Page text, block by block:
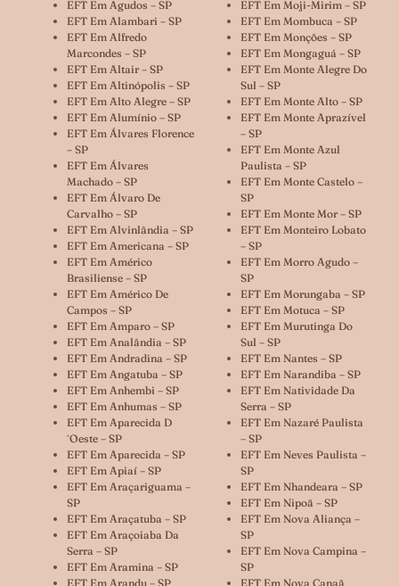
EFT Em Agudos – SP
EFT Em Alambari – SP
EFT Em Alfredo
Marcondes – SP
EFT Em Altair – SP
EFT Em Altinópolis – SP
EFT Em Alto Alegre – SP
EFT Em Alumínio – SP
EFT Em Álvares Florence
– SP
EFT Em Álvares
Machado – SP
EFT Em Álvaro De
Carvalho – SP
EFT Em Alvinlândia – SP
EFT Em Americana – SP
EFT Em Américo
Brasiliense – SP
EFT Em Américo De
Campos – SP
EFT Em Amparo – SP
EFT Em Analândia – SP
EFT Em Andradina – SP
EFT Em Angatuba – SP
EFT Em Anhembi – SP
EFT Em Anhumas – SP
EFT Em Aparecida D
´oeste – SP
EFT Em Aparecida – SP
EFT Em Apiaí – SP
EFT Em Araçariguama –
SP
EFT Em Araçatuba – SP
EFT Em Araçoiaba Da
Serra – SP
EFT Em Aramina – SP
EFT Em Arandu – SP
EFT Em Moji-Mirim – SP
EFT Em Mombuca – SP
EFT Em Monções – SP
EFT Em Mongaguá – SP
EFT Em Monte Alegre Do
Sul – SP
EFT Em Monte Alto – SP
EFT Em Monte Aprazível
– SP
EFT Em Monte Azul
Paulista – SP
EFT Em Monte Castelo –
SP
EFT Em Monte Mor – SP
EFT Em Monteiro Lobato
– SP
EFT Em Morro Agudo –
SP
EFT Em Morungaba – SP
EFT Em Motuca – SP
EFT Em Murutinga Do
Sul – SP
EFT Em Nantes – SP
EFT Em Narandiba – SP
EFT Em Natividade Da
Serra – SP
EFT Em Nazaré Paulista
– SP
EFT Em Neves Paulista –
SP
EFT Em Nhandeara – SP
EFT Em Nipoã – SP
EFT Em Nova Aliança –
SP
EFT Em Nova Campina –
SP
EFT Em Nova Canaã